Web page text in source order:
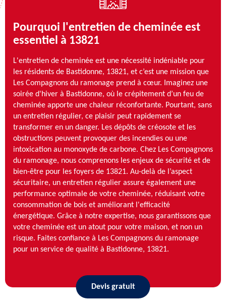
Pourquoi l'entretien de cheminée est
essentiel à 13821
L'entretien de cheminée est une nécessité indéniable pour
les résidents de Bastidonne, 13821, et c’est une mission que
Les Compagnons du ramonage prend à cœur. Imaginez une
soirée d'hiver à Bastidonne, où le crépitement d’un feu de
cheminée apporte une chaleur réconfortante. Pourtant, sans
un entretien régulier, ce plaisir peut rapidement se
transformer en un danger. Les dépôts de créosote et les
obstructions peuvent provoquer des incendies ou une
intoxication au monoxyde de carbone. Chez Les Compagnons
du ramonage, nous comprenons les enjeux de sécurité et de
bien-être pour les foyers de 13821. Au-delà de l’aspect
sécuritaire, un entretien régulier assure également une
performance optimale de votre cheminée, réduisant votre
consommation de bois et améliorant l'efficacité
énergétique. Grâce à notre expertise, nous garantissons que
votre cheminée est un atout pour votre maison, et non un
risque. Faites confiance à Les Compagnons du ramonage
pour un service de qualité à Bastidonne, 13821.
Devis gratuit